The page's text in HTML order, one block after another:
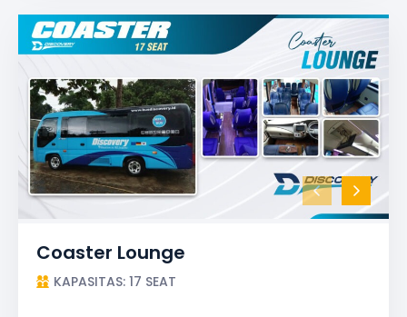
Coaster Lounge
KAPASITAS: 17 SEAT